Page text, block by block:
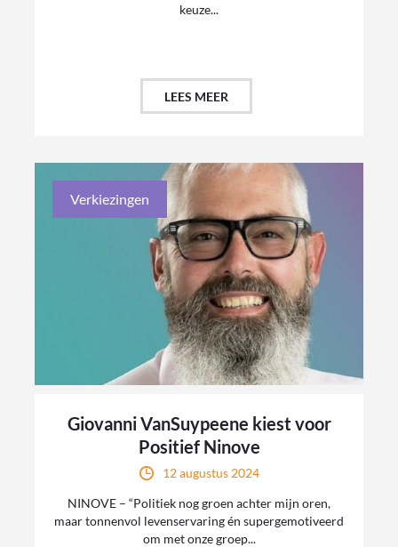
keuze...
LEES MEER
Verkiezingen
Giovanni VanSuypeene kiest voor
Positief Ninove
12 augustus 2024
NINOVE – “Politiek nog groen achter mijn oren,
maar tonnenvol levenservaring én supergemotiveerd
om met onze groep...